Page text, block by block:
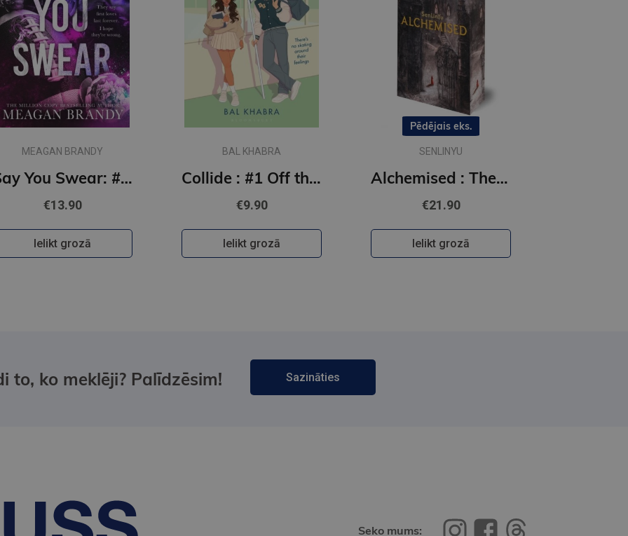
MEAGAN BRANDY
Say You Swear: #1 Boys of Avix series : The smash-hit TikTok sensation
€13.90
Ielikt grozā
BAL KHABRA
Collide : #1 Off the Ice series
€9.90
Ielikt grozā
Pēdējais eks.
SENLINYU
Alchemised : The global fantasy sensation with exclusive features
€21.90
Ielikt grozā
to, ko meklēji? Palīdzēsim! Sazināties
Seko mums: